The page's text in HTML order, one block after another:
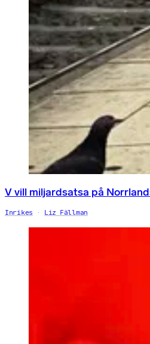
V vill miljardsatsa på
Inrikes Liz Fällman